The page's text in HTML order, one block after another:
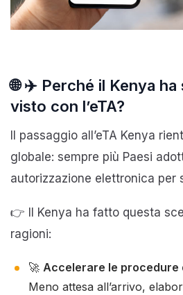
🌐 ✈️ Perché il Kenya
visto con l’eTA?
Il passaggio all’eTA Kenya
globale: sempre più Paesi
autorizzazione elettronica per
👉 Il Kenya ha fatto questa
ragioni:
🚀 Accelerare le procedure
Meno attesa all’arrivo,